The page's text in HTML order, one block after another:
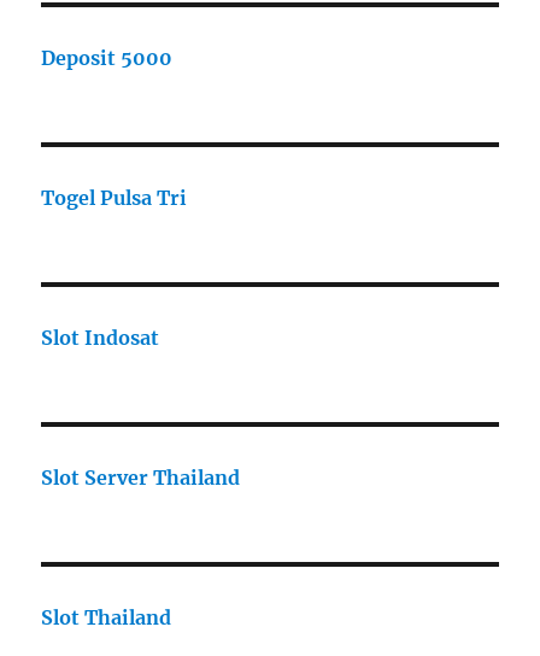
Deposit 5000
Togel Pulsa Tri
Slot Indosat
Slot Server Thailand
Slot Thailand